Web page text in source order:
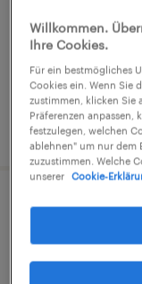
€17,94 -
Industrie
3. August 2026
Willkommen.
Ihre Cookies.
Für ein bestmögliches
Cookies ein. Wenn Sie
zustimmen, klicken Sie
Präferenzen anpassen,
festzulegen, welchen
ablehnen" um nur dem
zuzustimmen. Welche
unserer
Cookie-